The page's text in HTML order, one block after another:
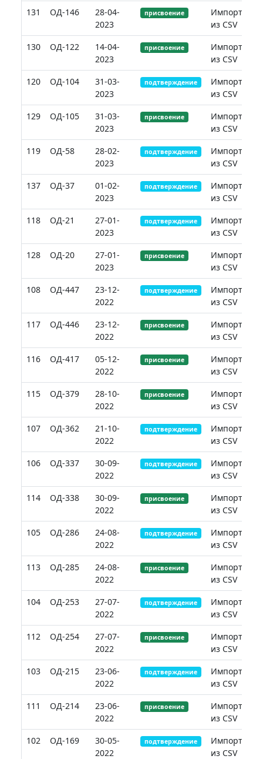
131
ОД-146
28-04-
2023
присвоение
Импорт
из CSV
130
ОД-122
14-04-
2023
присвоение
Импорт
из CSV
120
ОД-104
31-03-
2023
подтверждение
Импорт
из CSV
129
ОД-105
31-03-
2023
присвоение
Импорт
из CSV
119
ОД-58
28-02-
2023
подтверждение
Импорт
из CSV
137
ОД-37
01-02-
2023
подтверждение
Импорт
из CSV
118
ОД-21
27-01-
2023
подтверждение
Импорт
из CSV
128
ОД-20
27-01-
2023
присвоение
Импорт
из CSV
108
ОД-447
23-12-
2022
подтверждение
Импорт
из CSV
117
ОД-446
23-12-
2022
присвоение
Импорт
из CSV
116
ОД-417
05-12-
2022
присвоение
Импорт
из CSV
115
ОД-379
28-10-
2022
присвоение
Импорт
из CSV
107
ОД-362
21-10-
2022
подтверждение
Импорт
из CSV
106
ОД-337
30-09-
2022
подтверждение
Импорт
из CSV
114
ОД-338
30-09-
2022
присвоение
Импорт
из CSV
105
ОД-286
24-08-
2022
подтверждение
Импорт
из CSV
113
ОД-285
24-08-
2022
присвоение
Импорт
из CSV
104
ОД-253
27-07-
2022
подтверждение
Импорт
из CSV
112
ОД-254
27-07-
2022
присвоение
Импорт
из CSV
103
ОД-215
23-06-
2022
подтверждение
Импорт
из CSV
111
ОД-214
23-06-
2022
присвоение
Импорт
из CSV
102
ОД-169
30-05-
2022
подтверждение
Импорт
из CSV